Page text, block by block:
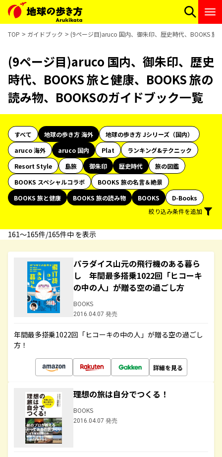
TOP ガイドブック (9ページ目)aruco 国内、御朱印、歴史時代、BOOKS 旅
(9ページ目)aruco 国内、御朱印、歴史
時代、BOOKS 旅と健康、BOOKS 旅の
読み物、BOOKSのガイドブック一覧
すべて 地球の歩き方 海外
地球の歩き方 Jシリーズ（国内）
aruco 海外
aruco 国内 Plat
ランキング&テクニック
Resort Style
島旅 御朱印 歴史時代
旅の図鑑
BOOKS スペシャルコラボ
BOOKS 旅の名言＆絶景
BOOKS 旅と健康
BOOKS 旅の読み物 BOOKS
D-Books
絞り込み条件を追加
161〜165件/165件中 を表示
パラダイス山元の飛行機のある暮ら
し 年間最多搭乗1022回「ヒコーキ
の中の人」が贈る空の過ごし方
BOOKS
2016.04.07 発売
年間最多搭乗1022回「ヒコーキの中の人」が贈る空の過ごし
方！
詳細を見る
理想の旅は自分でつくる！
BOOKS
2016.04.07 発売